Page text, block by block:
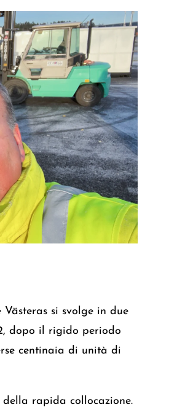
si svolge in due
dopo il rigido periodo
centinaia di unità di
della rapida collocazione.